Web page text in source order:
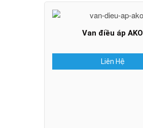
Van điều áp AKO
Liên Hệ